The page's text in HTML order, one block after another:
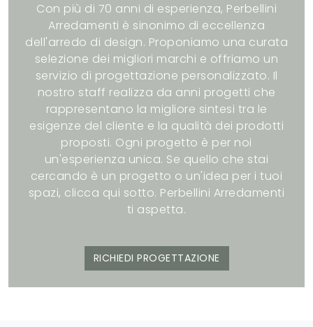
Con più di 70 anni di esperienza, Perbellini
Arredamenti è sinonimo di eccellenza
dell'arredo di design. Proponiamo una curata
selezione dei migliori marchi e offriamo un
servizio di progettazione personalizzato. Il
nostro staff realizza da anni progetti che
rappresentano la migliore sintesi tra le
esigenze del cliente e la qualità dei prodotti
proposti. Ogni progetto è per noi
un'esperienza unica. Se quello che stai
cercando è un progetto o un'idea per i tuoi
spazi, clicca qui sotto. Perbellini Arredamenti
ti aspetta.
RICHIEDI PROGETTAZIONE